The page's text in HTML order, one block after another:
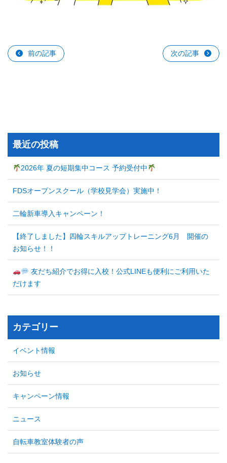
前の記事 次の記事
最近の投稿
2026年 夏の短期集中コース 予約受付中
FDSオープンスクール（学校見学会）実施中！
二輪新車導入キャンペーン！
【終了しました】四輪スキルアップトレーニング6月 開催の
お知らせ！！
友だち紹介でお得に入校！公式LINEも便利にご利用いた
だけます
カテゴリー
イベント情報
お知らせ
キャンペーン情報
ニュース
自転車教室体験者の声